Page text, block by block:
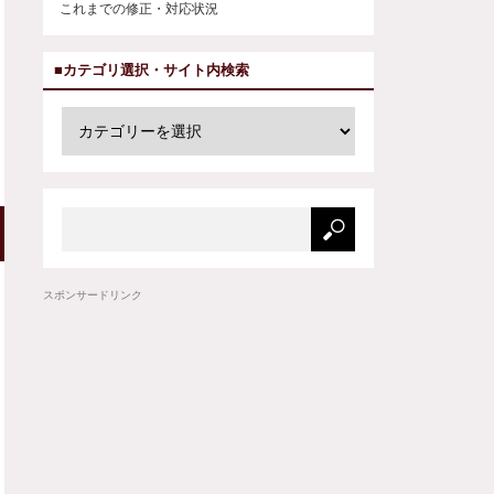
これまでの修正・対応状況
■カテゴリ選択・サイト内検索
スポンサードリンク